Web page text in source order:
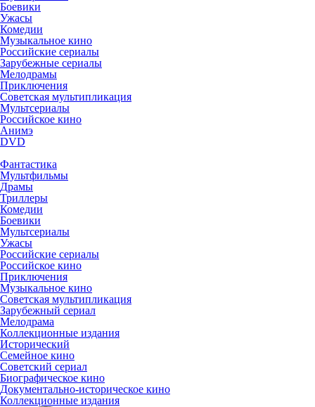
Боевики
Ужасы
Комедии
Музыкальное кино
Российские сериалы
Зарубежные сериалы
Мелодрамы
Приключения
Советская мультипликация
Мультсериалы
Российское кино
Анимэ
DVD
Фантастика
Мультфильмы
Драмы
Триллеры
Комедии
Боевики
Мультсериалы
Ужасы
Российские сериалы
Российское кино
Приключения
Музыкальное кино
Советская мультипликация
Зарубежный сериал
Мелодрама
Коллекционные издания
Исторический
Семейное кино
Советский сериал
Биографическое кино
Документально-историческое кино
Коллекционные издания